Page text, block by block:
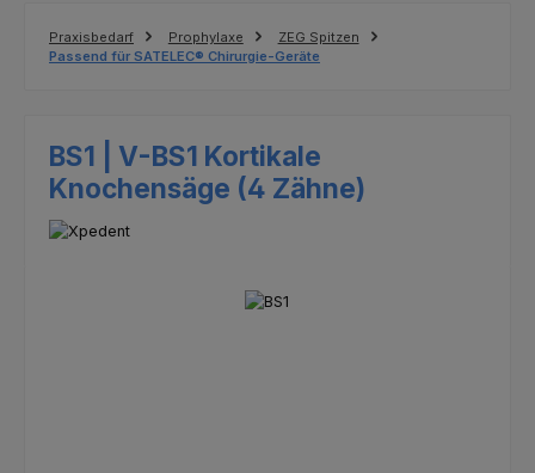
Praxisbedarf Prophylaxe
ZEG Spitzen
Passend für SATELEC® Chirurgie-Geräte
BS1 | V-BS1 Kortikale
Knochensäge (4 Zähne)